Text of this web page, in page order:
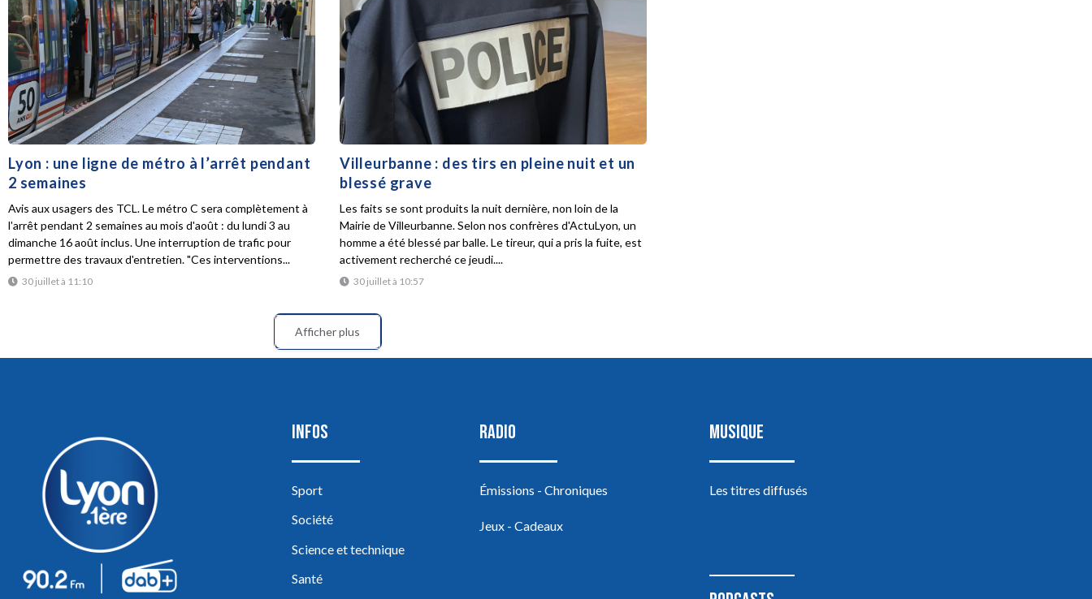
Lyon : une ligne de métro à l’arrêt pendant
2 semaines
30 juillet à 11:10
Avis aux usagers des TCL. Le métro C sera complètement à
l'arrêt pendant 2 semaines au mois d'août : du lundi 3 au
dimanche 16 août inclus. Une interruption de trafic pour
permettre des travaux d'entretien. "Ces interventions...
Villeurbanne : des tirs en pleine nuit et un
blessé grave
30 juillet à 10:57
Les faits se sont produits la nuit dernière, non loin de la
Mairie de Villeurbanne. Selon nos confrères d'ActuLyon, un
homme a été blessé par balle. Le tireur, qui a pris la fuite, est
activement recherché ce jeudi....
Afficher plus
INFOS
Sport
Société
Science et technique
Santé
RADIO
Émissions - Chroniques
Jeux - Cadeaux
MUSIQUE
Les titres diffusés